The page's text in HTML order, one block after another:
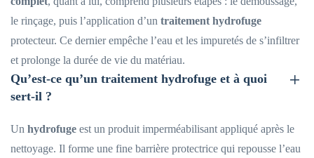
le rinçage, puis l’application d’un traitement hydrofuge
protecteur. Ce dernier empêche l’eau et les impuretés de s’infiltrer
et prolonge la durée de vie du matériau.
Qu’est-ce qu’un traitement hydrofuge et à quoi
sert-il ?
Un hydrofuge est un produit imperméabilisant appliqué après le
nettoyage. Il forme une fine barrière protectrice qui repousse l’eau